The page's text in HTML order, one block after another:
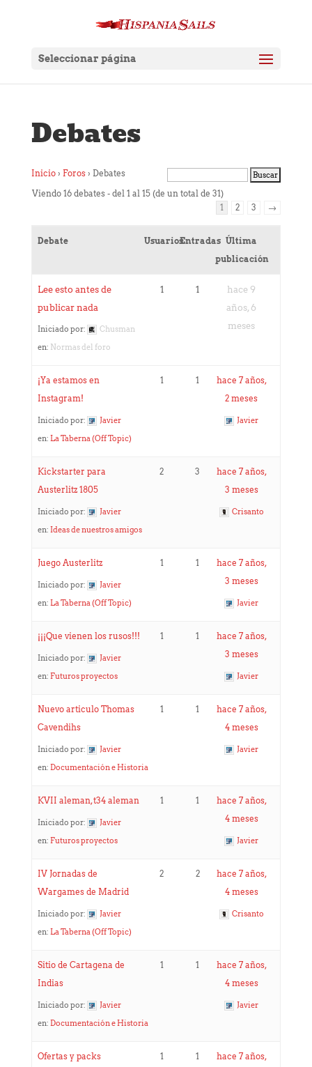
Seleccionar página
Debates
Inicio › Foros › Debates
Viendo 16 debates - del 1 al 15 (de un total de 31)
1
2 3 →
Debate UsuariosEntradas Última
publicación
Lee esto antes de
publicar nada
Iniciado por:
Chusman
en: Normas del foro
1 1
hace 9
años, 6
meses
¡Ya estamos en
Instagram!
Iniciado por:
Javier
en: La Taberna (Off Topic)
1 1
hace 7 años,
2 meses
Javier
Kickstarter para
Austerlitz 1805
Iniciado por:
Javier
en: Ideas de nuestros amigos
2 3
hace 7 años,
3 meses
Crisanto
Juego Austerlitz
Iniciado por:
Javier
en: La Taberna (Off Topic)
1 1
hace 7 años,
3 meses
Javier
¡¡¡Que vienen los rusos!!!
Iniciado por:
Javier
en: Futuros proyectos
1 1
hace 7 años,
3 meses
Javier
Nuevo articulo Thomas
Cavendihs
Iniciado por:
Javier
en: Documentación e Historia
1 1
hace 7 años,
4 meses
Javier
KVII aleman, t34 aleman
Iniciado por:
Javier
en: Futuros proyectos
1 1
hace 7 años,
4 meses
Javier
IV Jornadas de
Wargames de Madrid
Iniciado por:
Javier
en: La Taberna (Off Topic)
2 2
hace 7 años,
4 meses
Crisanto
Sitio de Cartagena de
Indias
Iniciado por:
Javier
en: Documentación e Historia
1 1
hace 7 años,
4 meses
Javier
Ofertas y packs 1 1
hace 7 años,